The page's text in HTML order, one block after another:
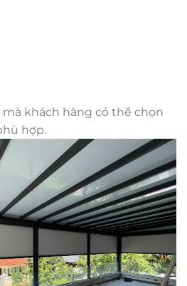
khách hàng có thể chọn
hợp.